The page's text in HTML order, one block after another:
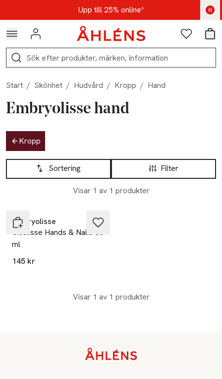
Hoppa till navigationsmenynUpp till 25% online*
Kod: AUG25 - Shoppa nu
Logga in Favoriter
Sök
Start / Skönhet / Hudvård / Kropp / Hand
Embryolisse hand
Hoppa till produktsidan
Kropp
Hoppa till produktsidan
Filter
Sortering
Visar 1 av 1 produkter
Lista över produkter
Embryolisse
Cicalisse Hands & Nails 30
ml
145 kr
Visar 1 av 1 produkter